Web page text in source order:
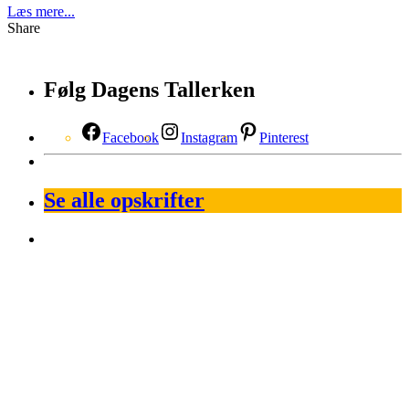
Læs mere...
Share
Følg Dagens Tallerken
Facebook Instagram Pinterest
Se alle opskrifter